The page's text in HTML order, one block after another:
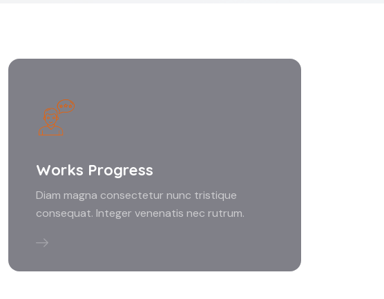
Works Progress
Diam magna consectetur nunc tristique
consequat. Integer venenatis nec rutrum.